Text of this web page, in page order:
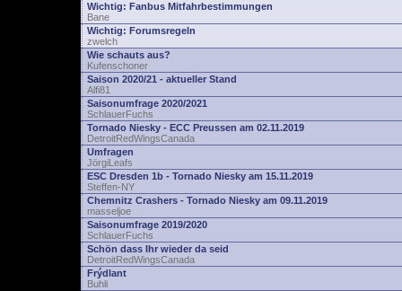
Wichtig: Fanbus Mitfahrbestimmungen
Bane
Wichtig: Forumsregeln
zwelch
Wie schauts aus?
Kufenschoner
Saison 2020/21 - aktueller Stand
Alfi81
Saisonumfrage 2020/2021
SchlauerFuchs
Tornado Niesky - ECC Preussen am 02.11.2019
DetroitRedWingsCanada
Umfragen
JörgiLeafs
ESC Dresden 1b - Tornado Niesky am 15.11.2019
Steffen-NY
Chemnitz Crashers - Tornado Niesky am 09.11.2019
masseljoe
Saisonumfrage 2019/2020
SchlauerFuchs
Schön dass Ihr wieder da seid
DetroitRedWingsCanada
Frýdlant
Buhli